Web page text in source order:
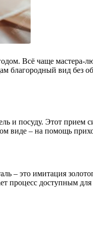
Всё чаще
благородный вид
и посуду. Этот прием
виде – на помощь
– это имитация
процесс доступным